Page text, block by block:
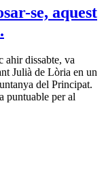
se, aquest
ahir dissabte, va
Julià de Lòria en un
del Principat.
puntuable per al